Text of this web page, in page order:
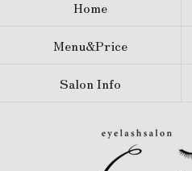
Home
Menu&Price
Salon Info